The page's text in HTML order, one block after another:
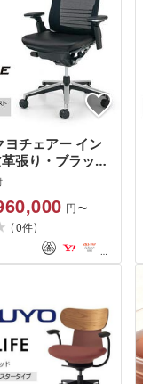
チェアー イン
張り・ブラック)
ト用(Wキャスタ
の椅子
円〜
(0件)